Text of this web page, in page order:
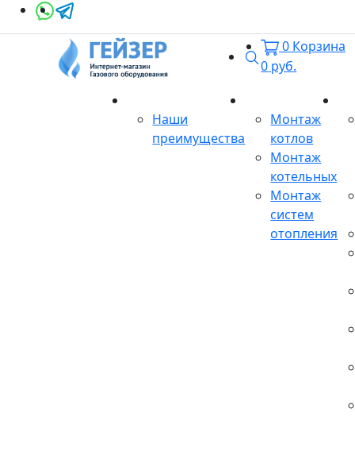
Поиск
0 Корзина
0 руб.
Наши
преимущества
Монтаж
котлов
Монтаж
котельных
Монтаж
систем
отопления